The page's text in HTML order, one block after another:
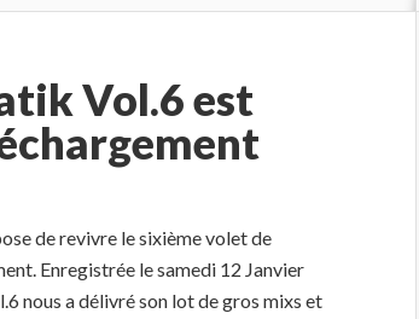
Vol.6 est
de revivre le sixième volet de
Enregistrée le samedi 12 Janvier
nous a délivré son lot de gros mixs et